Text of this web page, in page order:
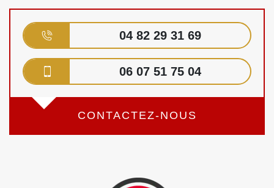
04 82 29 31 69
06 07 51 75 04
CONTACTEZ-NOUS